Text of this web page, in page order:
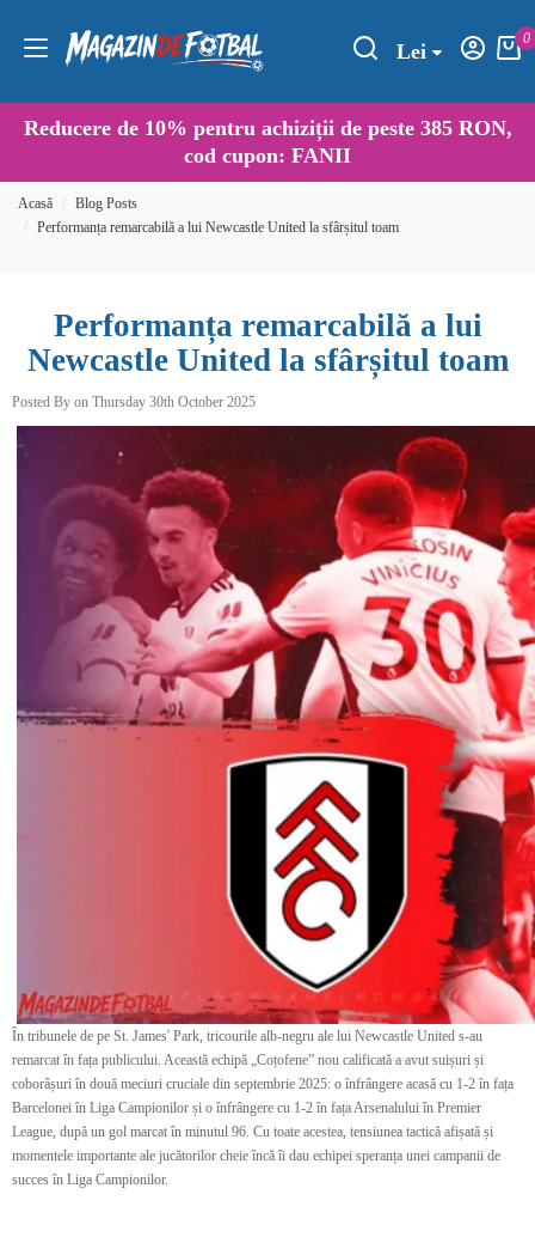
Lei
0
Reducere de 10% pentru achiziții de peste 385 RON,
cod cupon: FANII
Acasă
Blog Posts
Performanța remarcabilă a lui Newcastle United la sfârșitul toam
Performanța remarcabilă a lui
Newcastle United la sfârșitul toam
Posted By on Thursday 30th October 2025
În tribunele de pe St. James' Park, tricourile alb-negru ale lui Newcastle United s-au
remarcat în fața publicului. Această echipă „Coțofene” nou calificată a avut suișuri și
coborâșuri în două meciuri cruciale din septembrie 2025: o înfrângere acasă cu 1-2 în fața
Barcelonei în Liga Campionilor și o înfrângere cu 1-2 în fața Arsenalului în Premier
League, după un gol marcat în minutul 96. Cu toate acestea, tensiunea tactică afișată și
momentele importante ale jucătorilor cheie încă îi dau echipei speranța unei campanii de
succes în Liga Campionilor.